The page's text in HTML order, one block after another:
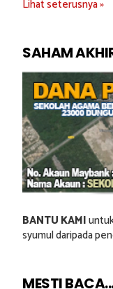
Lihat seterusnya »
SAHAM
BANTU KAMI
syumul daripada
MESTI